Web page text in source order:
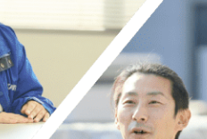
MORE >>